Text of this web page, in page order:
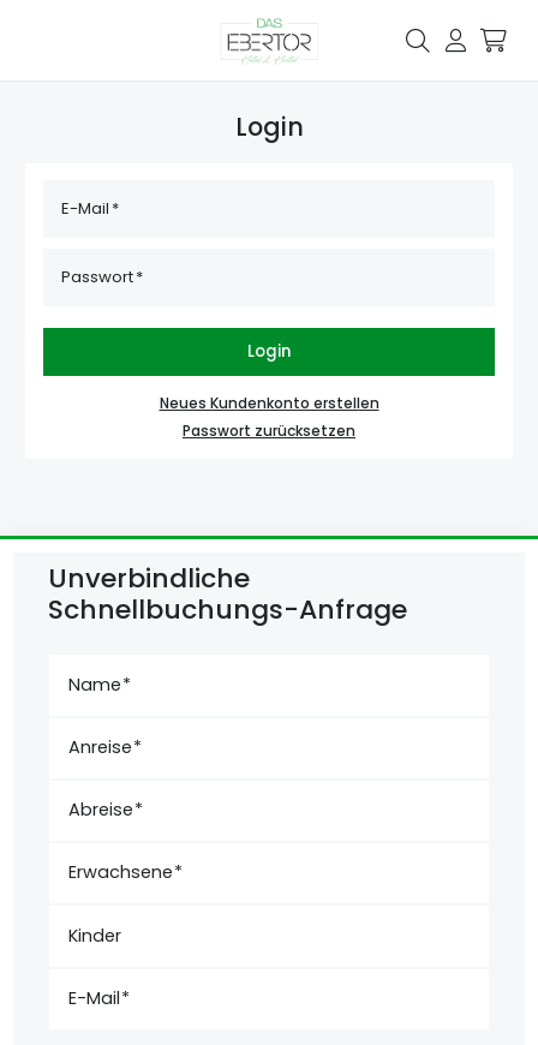
Login
E-Mail
Passwort
Login
Neues Kundenkonto erstellen
Passwort zurücksetzen
Unverbindliche
Schnellbuchungs-Anfrage
Name
Anreise
Abreise
Erwachsene
Kinder
E-Mail